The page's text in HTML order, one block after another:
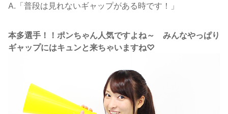
A.「普段は見れないギャップがある時です！」
本多選手！！ポンちゃん人気ですよね～ みんなやっぱり
ギャップにはキュンと来ちゃいますね♡